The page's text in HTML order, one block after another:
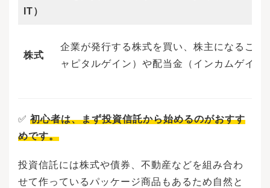
IT）
株式
企業が発行する株式を買い、株主になること
ャピタルゲイン）や配当金（インカムゲイン
✅ 初心者は、まず投資信託から始めるのがおすす
めです。
投資信託には株式や債券、不動産などを組み合わ
せて作っているパッケージ商品もあるため自然と